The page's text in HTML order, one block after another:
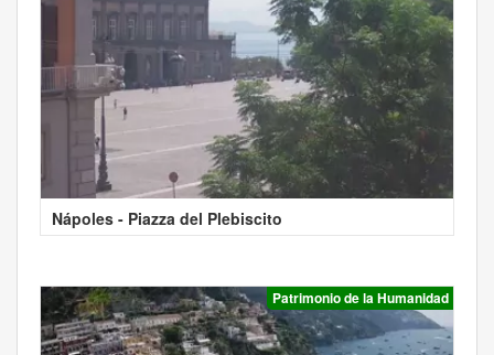
Nápoles - Piazza del Plebiscito
Patrimonio de la Humanidad